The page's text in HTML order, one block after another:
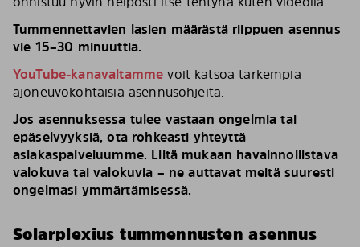
Tummennettavien lasien määrästä riippuen asennus
vie 15–30 minuuttia.
YouTube-kanavaltamme voit katsoa tarkempia
ajoneuvokohtaisia asennusohjeita.
Jos asennuksessa tulee vastaan ongelmia tai
epäselvyyksiä, ota rohkeasti yhteyttä
asiakaspalveluumme. Liitä mukaan havainnollistava
valokuva tai valokuvia – ne auttavat meitä suuresti
ongelmasi ymmärtämisessä.
Solarplexius tummennusten asennus